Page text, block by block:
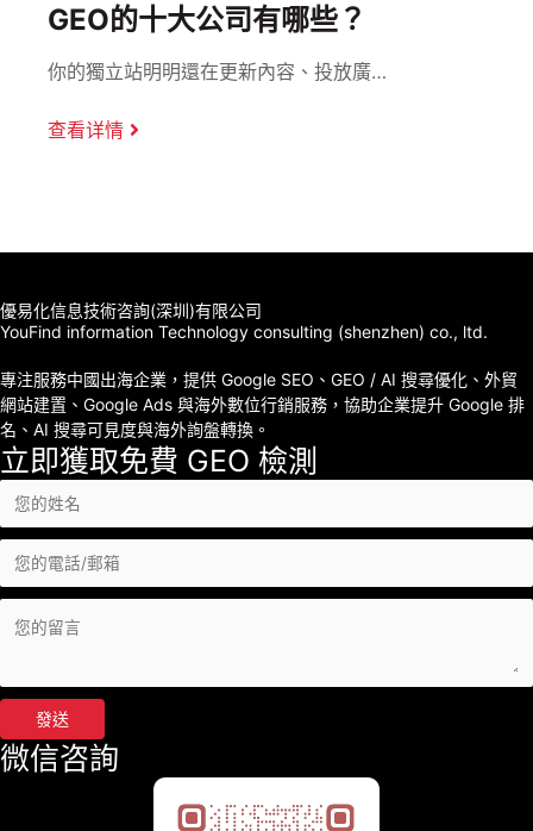
缺口
為什麼品牌需要先檢查AI能見度？ …
查看详情
優易化信息技術咨詢(深圳)有限公司
YouFind information Technology consulting (shenzhen) co., ltd.
專注服務中國出海企業，提供 Google SEO、GEO / AI 搜尋優化、外貿
網站建置、Google Ads 與海外數位行銷服務，協助企業提升 Google 排
名、AI 搜尋可見度與海外詢盤轉換。
立即獲取免費 GEO 檢測
發送
微信咨詢